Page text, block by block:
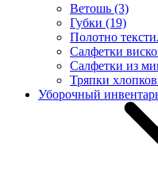
Ветошь (3)
Губки (19)
Полотно
Салфетки
Салфетки из
Тряпки
Уборочный